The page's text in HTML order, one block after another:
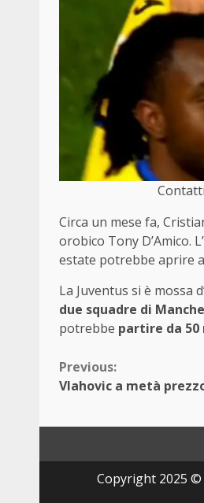
Circa un mese fa,
orobico Tony D’Amico.
estate potrebbe aprire
La Juventus si è
due squadre di
potrebbe partire da
Continue
Previous:
Vlahovic a metà
Copyright 2025